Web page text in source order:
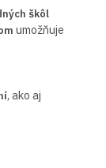
škôl
umožňuje
, ako aj